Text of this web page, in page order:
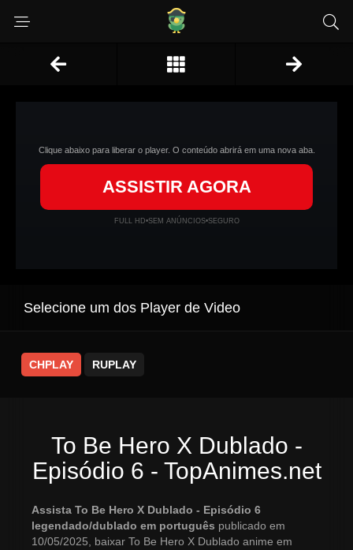
Clique abaixo para liberar o player. O conteúdo abrirá em uma nova aba.
ASSISTIR AGORA
FULL HD•SEM ANÚNCIOS•SEGURO
Selecione um dos Player de Video
CHPLAY RUPLAY
To Be Hero X Dublado -
Episódio 6 - TopAnimes.net
Assista To Be Hero X Dublado - Episódio 6
legendado/dublado em português publicado em
10/05/2025, baixar To Be Hero X Dublado anime em